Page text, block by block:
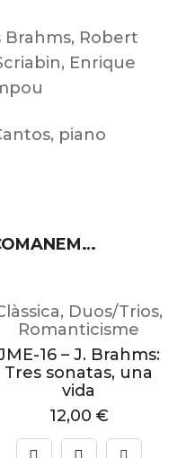
Robert
Enrique
piano
, Duos/Trios,
Romanticisme
16 – J. Brahms:
Tres sonatas, una
vida
12,00 €